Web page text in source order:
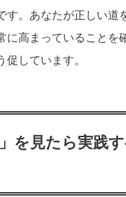
す。あなたが正しい道
に高まっていることを
促しています。
」を見たら実践